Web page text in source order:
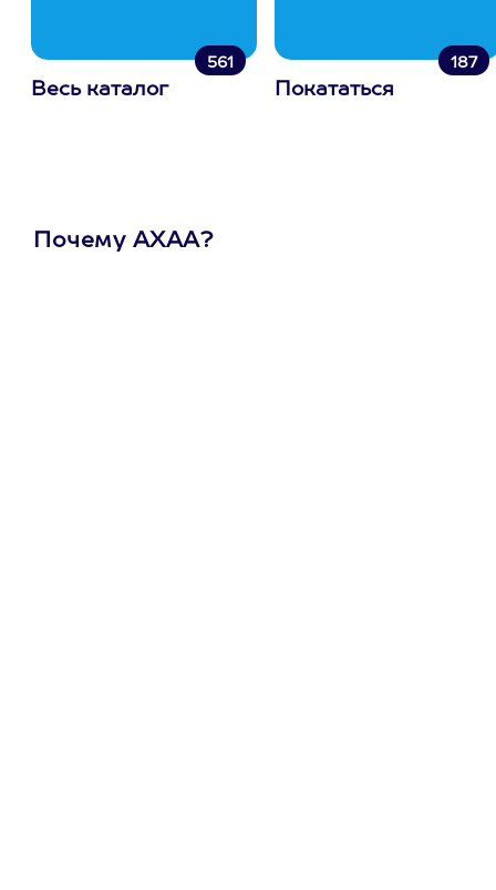
561
Весь каталог
187
Покататься
Почему АХАА?